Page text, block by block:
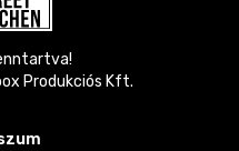
Produkciós Kft.